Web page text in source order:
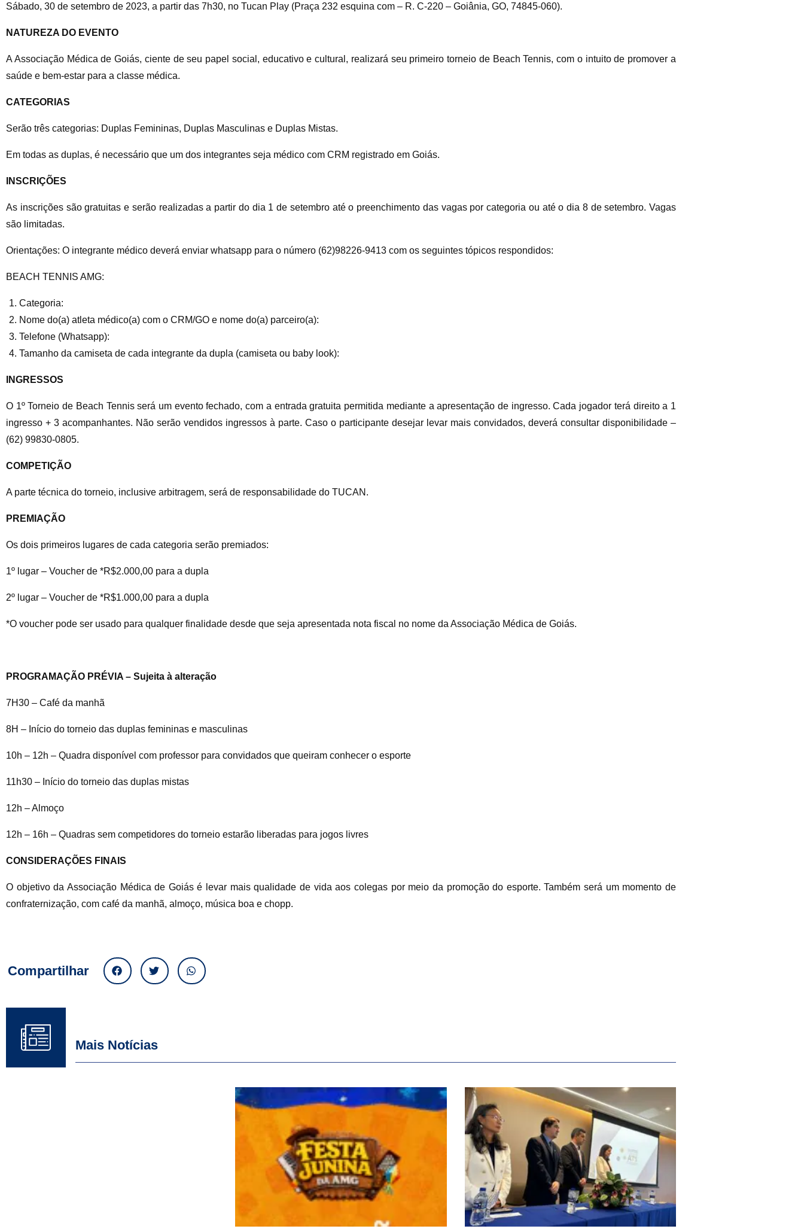
Sábado, 30 de setembro de 2023, a partir das 7h30, no Tucan Play (Praça 232 esquina com – R. C-220 – Goiânia, GO, 74845-060).
NATUREZA DO EVENTO
A Associação Médica de Goiás, ciente de seu papel social, educativo e cultural, realizará seu primeiro torneio de Beach Tennis, com o intuito de promover a
saúde e bem-estar para a classe médica.
CATEGORIAS
Serão três categorias: Duplas Femininas, Duplas Masculinas e Duplas Mistas.
Em todas as duplas, é necessário que um dos integrantes seja médico com CRM registrado em Goiás.
INSCRIÇÕES
As inscrições são gratuitas e serão realizadas a partir do dia 1 de setembro até o preenchimento das vagas por categoria ou até o dia 8 de setembro. Vagas
são limitadas.
Orientações: O integrante médico deverá enviar whatsapp para o número (62)98226-9413 com os seguintes tópicos respondidos:
BEACH TENNIS AMG:
Categoria:
Nome do(a) atleta médico(a) com o CRM/GO e nome do(a) parceiro(a):
Telefone (Whatsapp):
Tamanho da camiseta de cada integrante da dupla (camiseta ou baby look):
INGRESSOS
O 1º Torneio de Beach Tennis será um evento fechado, com a entrada gratuita permitida mediante a apresentação de ingresso. Cada jogador terá direito a 1
ingresso + 3 acompanhantes. Não serão vendidos ingressos à parte. Caso o participante desejar levar mais convidados, deverá consultar disponibilidade –
(62) 99830-0805.
COMPETIÇÃO
A parte técnica do torneio, inclusive arbitragem, será de responsabilidade do TUCAN.
PREMIAÇÃO
Os dois primeiros lugares de cada categoria serão premiados:
1º lugar – Voucher de *R$2.000,00 para a dupla
2º lugar – Voucher de *R$1.000,00 para a dupla
*O voucher pode ser usado para qualquer finalidade desde que seja apresentada nota fiscal no nome da Associação Médica de Goiás.
PROGRAMAÇÃO PRÉVIA – Sujeita à alteração
7H30 – Café da manhã
8H – Início do torneio das duplas femininas e masculinas
10h – 12h – Quadra disponível com professor para convidados que queiram conhecer o esporte
11h30 – Início do torneio das duplas mistas
12h – Almoço
12h – 16h – Quadras sem competidores do torneio estarão liberadas para jogos livres
CONSIDERAÇÕES FINAIS
O objetivo da Associação Médica de Goiás é levar mais qualidade de vida aos colegas por meio da promoção do esporte. Também será um momento de
confraternização, com café da manhã, almoço, música boa e chopp.
Compartilhar
Mais Notícias